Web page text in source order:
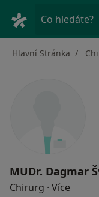
Co hledáte?
Hlavní Stránka
MUDr. Dagmar
Chirurg · Více